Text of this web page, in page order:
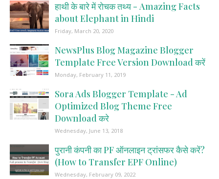
हाथी के बारे में रोचक तथ्य - Amazing Facts
about Elephant in Hindi
Friday, March 20, 2020
NewsPlus Blog Magazine Blogger
Template Free Version Download करें
Monday, February 11, 2019
Sora Ads Blogger Template - Ad
Optimized Blog Theme Free
Download करे
Wednesday, June 13, 2018
पुरानी कंपनी का PF ऑनलाइन ट्रांसफर कैसे करें?
(How to Transfer EPF Online)
Wednesday, February 09, 2022